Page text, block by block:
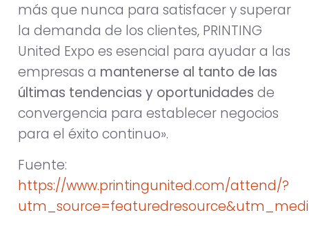
más que nunca para satisfacer y superar
la demanda de los clientes, PRINTING
United Expo es esencial para ayudar a las
empresas a mantenerse al tanto de las
últimas tendencias y oportunidades de
convergencia para establecer negocios
para el éxito continuo».
Fuente:
https://www.printingunited.com/attend/?